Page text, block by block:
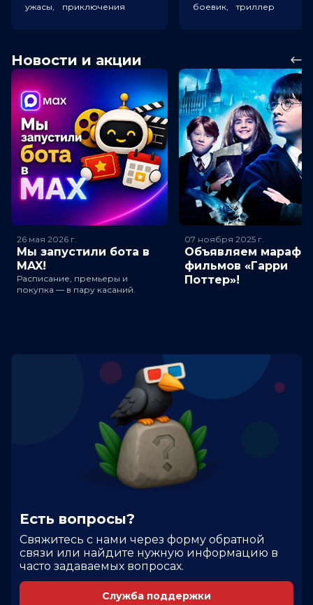
ужасы, приключения боевик, триллер
Новости и акции
26 мая 2026 г.
Мы запустили бота в
MAX!
Расписание, премьеры и
покупка — в пару касаний.
07 ноября 2025 г.
Объявляем
фильмов «Гарри
Поттер»!
Есть вопросы?
Cвяжитесь с нами через форму обратной
связи или найдите нужную информацию в
часто задаваемых вопросах.
Служба поддержки